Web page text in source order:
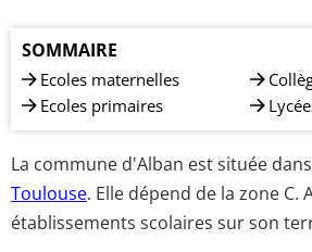
SOMMAIRE
Ecoles maternelles
Ecoles primaires
La commune d'Alban est située
Toulouse. Elle dépend de la zone C.
établissements scolaires sur son